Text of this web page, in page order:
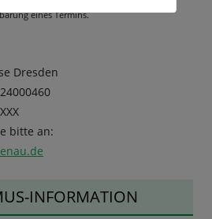
eines Termins.
Dresden
bitte an:
INFORMATION